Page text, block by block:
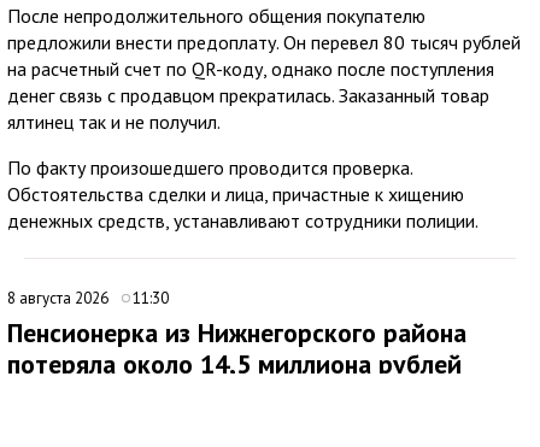
После непродолжительного общения покупателю
предложили внести предоплату. Он перевел 80 тысяч рублей
на расчетный счет по QR-коду, однако после поступления
денег связь с продавцом прекратилась. Заказанный товар
ялтинец так и не получил.
По факту произошедшего проводится проверка.
Обстоятельства сделки и лица, причастные к хищению
денежных средств, устанавливают сотрудники полиции.
8 августа 2026 11:30
Пенсионерка из Нижнегорского района
потеряла около 14,5 миллиона рублей